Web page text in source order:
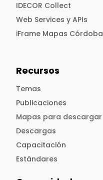
IDECOR Collect
Web Services y APIs
iFrame Mapas Córdoba
Recursos
Temas
Publicaciones
Mapas para descargar
Descargas
Capacitación
Estándares